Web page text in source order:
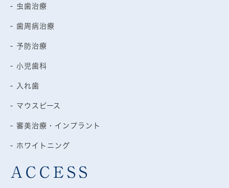
- 虫歯治療
- 歯周病治療
- 予防治療
- 小児歯科
- 入れ歯
- マウスピース
- 審美治療・インプラント
- ホワイトニング
ACCESS